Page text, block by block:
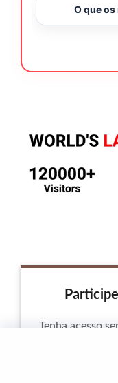
O que
Tenha acesso